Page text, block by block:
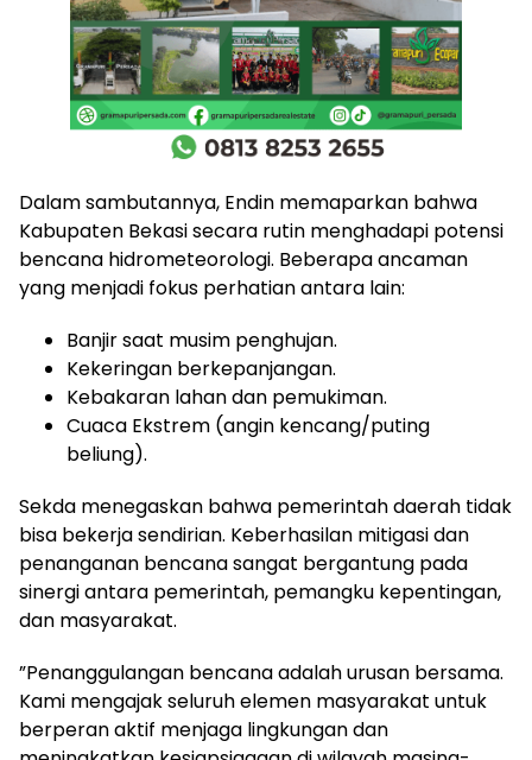
​Dalam sambutannya, Endin memaparkan bahwa
Kabupaten Bekasi secara rutin menghadapi potensi
bencana hidrometeorologi. Beberapa ancaman
yang menjadi fokus perhatian antara lain:
​Banjir saat musim penghujan.
​Kekeringan berkepanjangan.
​Kebakaran lahan dan pemukiman.
​Cuaca Ekstrem (angin kencang/puting
beliung).
​Sekda menegaskan bahwa pemerintah daerah tidak
bisa bekerja sendirian. Keberhasilan mitigasi dan
penanganan bencana sangat bergantung pada
sinergi antara pemerintah, pemangku kepentingan,
dan masyarakat.
​”Penanggulangan bencana adalah urusan bersama.
Kami mengajak seluruh elemen masyarakat untuk
berperan aktif menjaga lingkungan dan